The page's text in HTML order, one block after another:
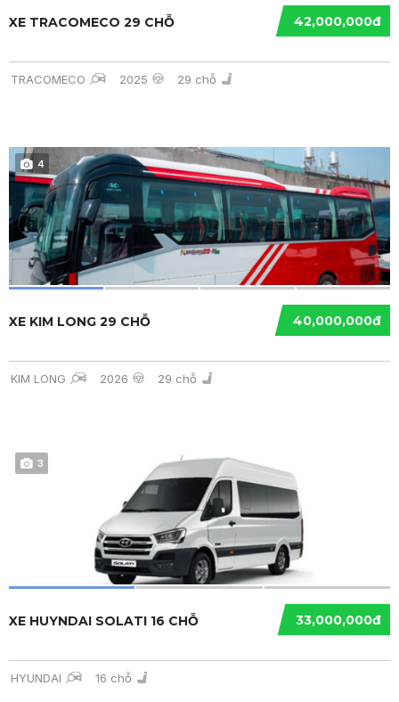
42,000,000đ
XE TRACOMECO 29 CHỖ
TRACOMECO 2025 29 chỗ
4
40,000,000đ
XE KIM LONG 29 CHỖ
KIM LONG 2026 29 chỗ
3
33,000,000đ
XE HUYNDAI SOLATI 16 CHỖ
HYUNDAI 16 chỗ